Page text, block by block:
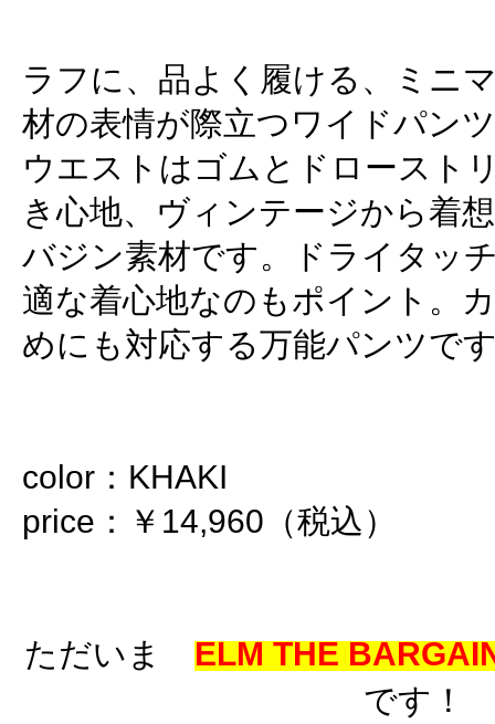
ラフに、品よく履ける、ミニ
材の表情が際立つワイドパン
ウエストはゴムとドロースト
き心地、ヴィンテージから着
バジン素材です。ドライタッ
適な着心地なのもポイント。
めにも対応する万能パンツで
color：KHAKI
price：￥14,960（税込）
ただいま ELM THE
です！